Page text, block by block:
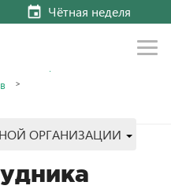
Чётная неделя
организации
ОРГАНИЗАЦИИ